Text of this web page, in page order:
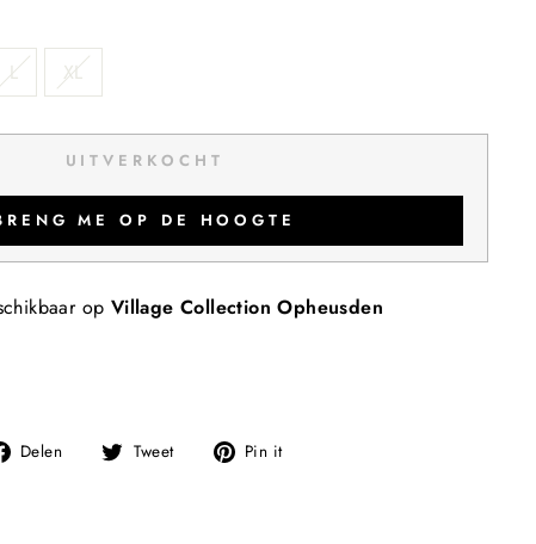
L XL
UITVERKOCHT
ME OP DE HOOGTE
op Village Collection Opheusden
Delen
Deel
Tweet
Tweet Pin it